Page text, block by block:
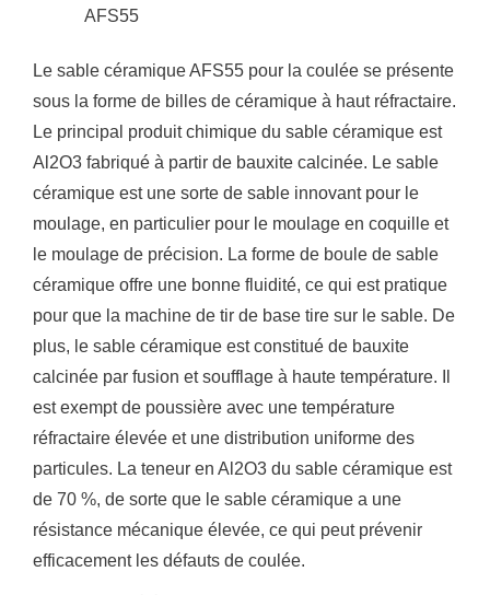
AFS55
Le sable céramique AFS55 pour la coulée se présente
sous la forme de billes de céramique à haut réfractaire.
Le principal produit chimique du sable céramique est
Al2O3 fabriqué à partir de bauxite calcinée. Le sable
céramique est une sorte de sable innovant pour le
moulage, en particulier pour le moulage en coquille et
le moulage de précision. La forme de boule de sable
céramique offre une bonne fluidité, ce qui est pratique
pour que la machine de tir de base tire sur le sable. De
plus, le sable céramique est constitué de bauxite
calcinée par fusion et soufflage à haute température.
est exempt de poussière avec une température
réfractaire élevée et une distribution uniforme des
particules. La teneur en Al2O3 du sable céramique est
de 70 %, de sorte que le sable céramique a une
résistance mécanique élevée, ce qui peut prévenir
efficacement les défauts de coulée.